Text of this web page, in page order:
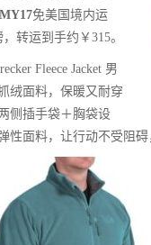
免美国境内运
转运到手约￥315。
Fleece Jacket 男
绒面料，保暖又耐穿
侧插手袋＋胸袋设
性面料，让行动不受阻碍